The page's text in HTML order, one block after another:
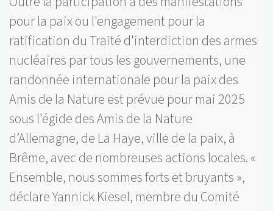
pour la paix ou l'engagement pour la
ratification du Traité d'interdiction des armes
nucléaires par tous les gouvernements, une
randonnée internationale pour la paix des
Amis de la Nature est prévue pour mai 2025
sous l'égide des Amis de la Nature
d’Allemagne, de La Haye, ville de la paix, à
Brême, avec de nombreuses actions locales. «
Ensemble, nous sommes forts et bruyants »,
déclare Yannick Kiesel, membre du Comité